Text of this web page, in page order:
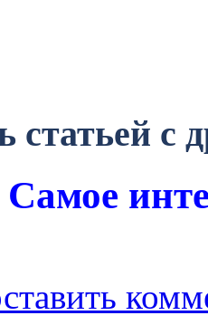
статьей
Самое